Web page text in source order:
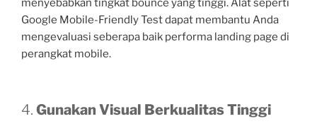
menyebabkan tingkat bounce yang tinggi. Alat seperti
Google Mobile-Friendly Test dapat membantu Anda
mengevaluasi seberapa baik performa landing page di
perangkat mobile.
4. Gunakan Visual Berkualitas Tinggi